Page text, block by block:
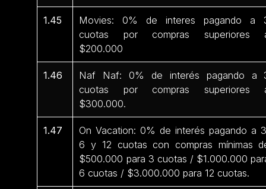
1.45
Movies: 0% de interes pagando a
cuotas por compras superiores
$200.000
1.46
Naf Naf: 0% de interés pagando a
cuotas por compras superiores
$300.000.
1.47
On Vacation: 0% de interés pagando a
6 y 12 cuotas con compras mínimas
$500.000 para 3 cuotas / $1.000.000
6 cuotas / $3.000.000 para 12 cuotas.